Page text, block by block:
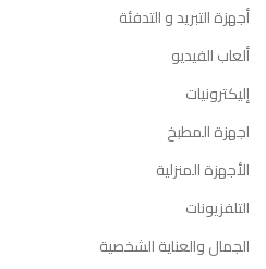
أجهزة التبريد و التدفئة
ألعاب الفيديو
إليكترونيات
اجهزة المطبخ
الأجهزة المنزلية
التلفزيونات
الجمال والعناية الشخصية